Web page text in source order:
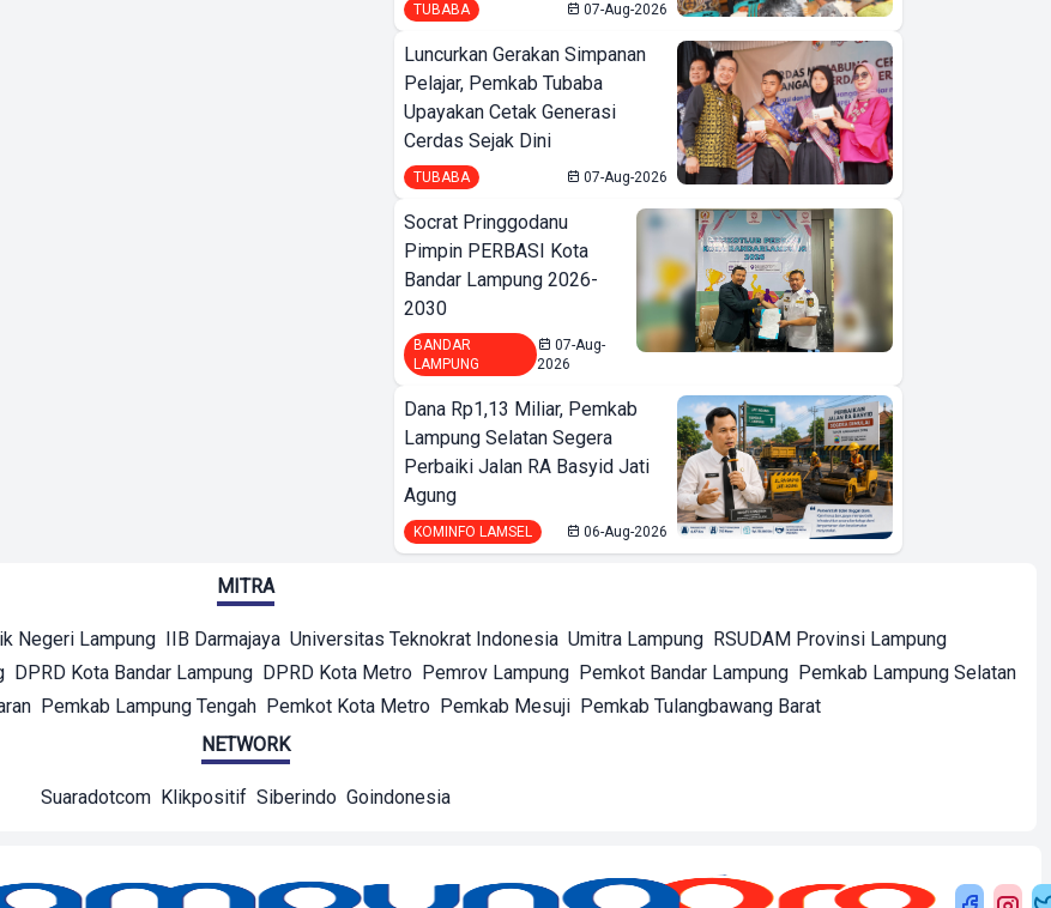
TUBABA 07-Aug-2026
Luncurkan Gerakan Simpanan
Pelajar, Pemkab Tubaba
Upayakan Cetak Generasi
Cerdas Sejak Dini
TUBABA 07-Aug-2026
Socrat Pringgodanu
Pimpin PERBASI Kota
Bandar Lampung 2026-
2030
BANDAR
LAMPUNG
07-Aug-
2026
Dana Rp1,13 Miliar, Pemkab
Lampung Selatan Segera
Perbaiki Jalan RA Basyid Jati
Agung
KOMINFO LAMSEL 06-Aug-2026
MITRA
Negeri Lampung IIB Darmajaya Universitas Teknokrat Indonesia Umitra Lampung RSUDAM Provinsi Lampung
DPRD Kota Bandar Lampung DPRD Kota Metro Pemrov Lampung Pemkot Bandar Lampung Pemkab Lampung Selatan
Pemkab Lampung Tengah Pemkot Kota Metro Pemkab Mesuji Pemkab Tulangbawang Barat
NETWORK
Suaradotcom Klikpositif Siberindo Goindonesia